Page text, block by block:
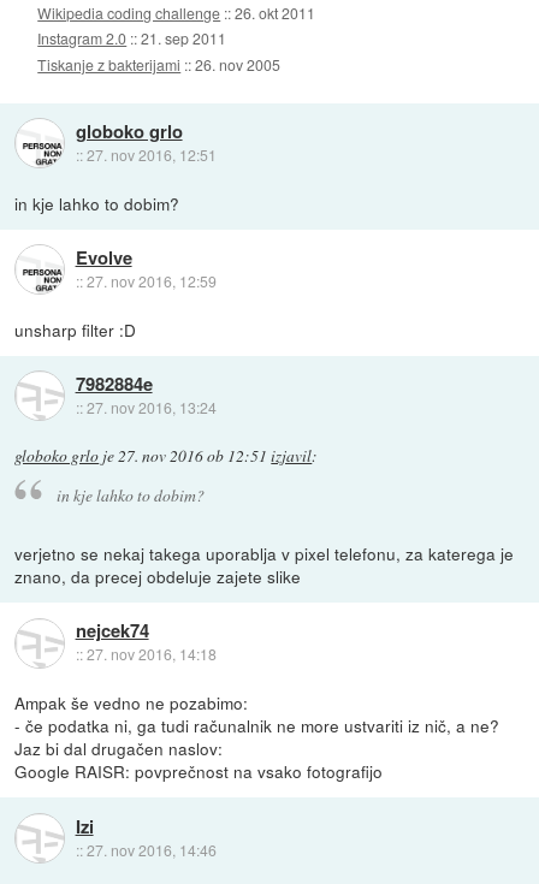
Wikipedia coding challenge ::26. okt 2011
Instagram 2.0 ::21. sep 2011
Tiskanje z bakterijami ::26. nov 2005
globoko grlo
::27. nov 2016, 12:51
in kje lahko to dobim?
Evolve
::27. nov 2016, 12:59
unsharp filter :D
7982884e
::27. nov 2016, 13:24
globoko grlo je27. nov 2016 ob 12:51 izjavil:
in kje lahko to dobim?
verjetno se nekaj takega uporablja v pixel telefonu, za katerega je
znano, da precej obdeluje zajete slike
nejcek74
::27. nov 2016, 14:18
Ampak še vedno ne pozabimo:
- če podatka ni, ga tudi računalnik ne more ustvariti iz nič, a ne?
Jaz bi dal drugačen naslov:
Google RAISR: povprečnost na vsako fotografijo
Izi
::27. nov 2016, 14:46